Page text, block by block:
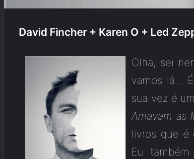
David Fincher + Karen O + Led
Olha, sei
vamos lá…
sua vez é
Amavam as
livros que é
Eu